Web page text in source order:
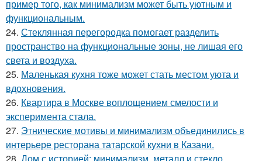
пример того, как минимализм может быть уютным и
функциональным.
24. Стеклянная перегородка помогает разделить
пространство на функциональные зоны, не лишая его
света и воздуха.
25. Маленькая кухня тоже может стать местом уюта и
вдохновения.
26. Квартира в Москве воплощением смелости и
эксперимента стала.
27. Этнические мотивы и минимализм объединились в
интерьере ресторана татарской кухни в Казани.